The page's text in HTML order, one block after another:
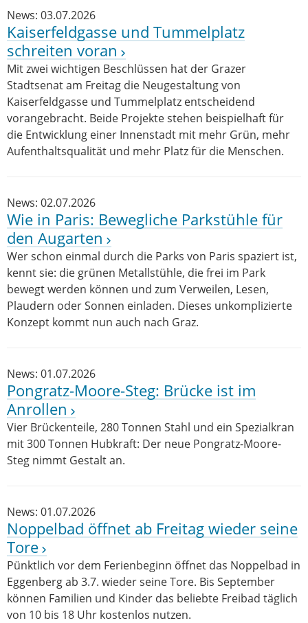
News: 03.07.2026
Kaiserfeldgasse und Tummelplatz
schreiten voran
Mit zwei wichtigen Beschlüssen hat der Grazer
Stadtsenat am Freitag die Neugestaltung von
Kaiserfeldgasse und Tummelplatz entscheidend
vorangebracht. Beide Projekte stehen beispielhaft für
die Entwicklung einer Innenstadt mit mehr Grün, mehr
Aufenthaltsqualität und mehr Platz für die Menschen.
News: 02.07.2026
Wie in Paris: Bewegliche Parkstühle für
den Augarten
Wer schon einmal durch die Parks von Paris spaziert ist,
kennt sie: die grünen Metallstühle, die frei im Park
bewegt werden können und zum Verweilen, Lesen,
Plaudern oder Sonnen einladen. Dieses unkomplizierte
Konzept kommt nun auch nach Graz.
News: 01.07.2026
Pongratz-Moore-Steg: Brücke ist im
Anrollen
Vier Brückenteile, 280 Tonnen Stahl und ein Spezialkran
mit 300 Tonnen Hubkraft: Der neue Pongratz-Moore-
Steg nimmt Gestalt an.
News: 01.07.2026
Noppelbad öffnet ab Freitag wieder seine
Tore
Pünktlich vor dem Ferienbeginn öffnet das Noppelbad in
Eggenberg ab 3.7. wieder seine Tore. Bis September
können Familien und Kinder das beliebte Freibad täglich
von 10 bis 18 Uhr kostenlos nutzen.